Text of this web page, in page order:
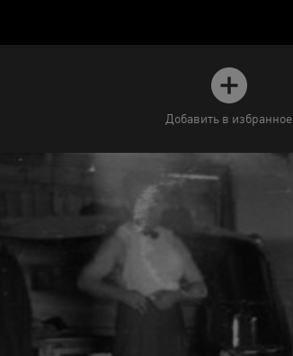
Добавить в избранное